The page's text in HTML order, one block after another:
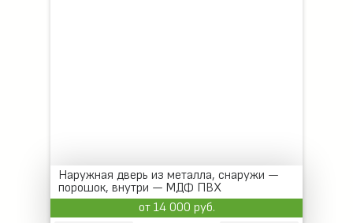
Наружная дверь из металла, снаружи —
порошок, внутри — МДФ ПВХ
от 14 000 руб.